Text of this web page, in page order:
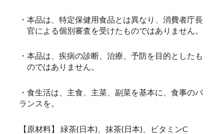
・本品は、特定保健用食品とは異なり、消費者庁長
官による個別審査を受けたものではありません。
・本品は、疾病の診断、治療、予防を目的としたも
のではありません。
・食生活は、主食、主菜、副菜を基本に、食事のバ
ランスを。
【原材料】 緑茶(日本)、抹茶(日本)、ビタミンC